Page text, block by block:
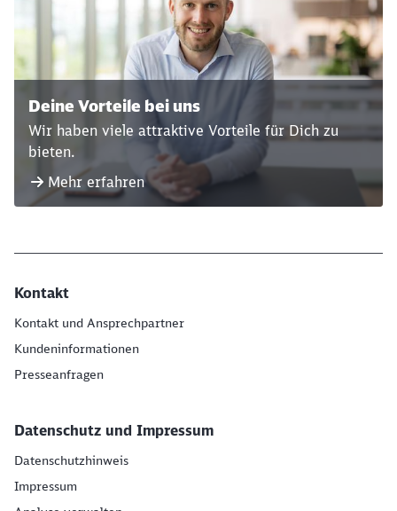
Deine Vorteile bei uns
Wir haben viele attraktive Vorteile für Dich zu
bieten.
Mehr erfahren
Kontakt
Kontakt und Ansprechpartner
Kundeninformationen
Presseanfragen
Datenschutz und Impressum
Datenschutzhinweis
Impressum